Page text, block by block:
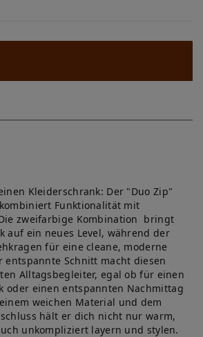
Kleiderschrank: Der "Duo Zip"
Funktionalität mit
zweifarbige Kombination bringt
auf ein neues Level, während der
für eine cleane, moderne
entspannte Schnitt macht diesen
Alltagsbegleiter, egal ob für einen
oder einen entspannten Nachmittag
weichen Material und dem
hält er dich nicht nur warm,
unkompliziert layern und stylen.